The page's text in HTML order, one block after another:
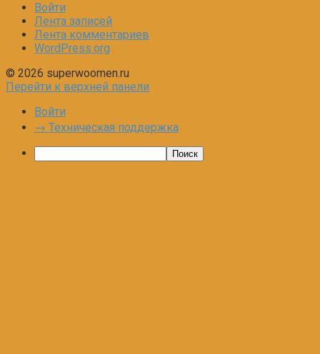
Войти
Лента записей
Лента комментариев
WordPress.org
© 2026 superwoomen.ru
Перейти к верхней панели
Войти
→ Техническая поддержка
Поиск